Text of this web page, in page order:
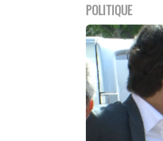
POLITIQUE